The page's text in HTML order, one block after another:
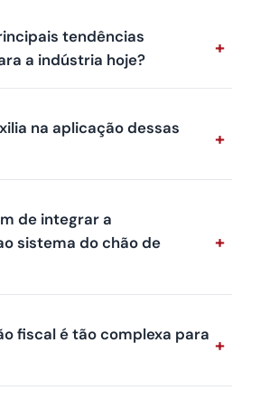
tendências
a indústria hoje?
+
na aplicação dessas
+
de integrar a
sistema do chão de
+
fiscal é tão complexa para +